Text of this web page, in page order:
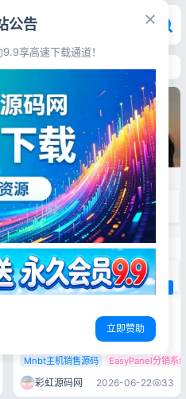
域名主机
思博虚拟主机销售系统源码 原生
对接梦奈宝塔EasyPanel Mnbt
统是一款专为虚拟主机提供商和
网络服务运营商设计的高效管理
与销售平台。基于
ThinkPHP5+FastAdmin开发
Mnbt主机销售源码 EasyPanel分销系
彩虹源码网 2026-06-22 33
公告
享高速下载通道！
立即赞助